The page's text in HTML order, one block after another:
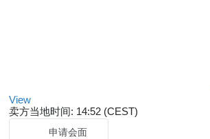
View
卖方当地时间: 14:52 (CEST)
申请会面